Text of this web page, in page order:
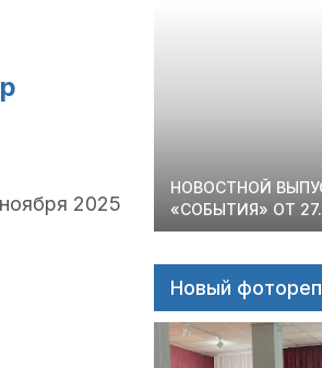
2025
НОВОСТНОЙ
«СОБЫТИЯ» ОТ
Новый